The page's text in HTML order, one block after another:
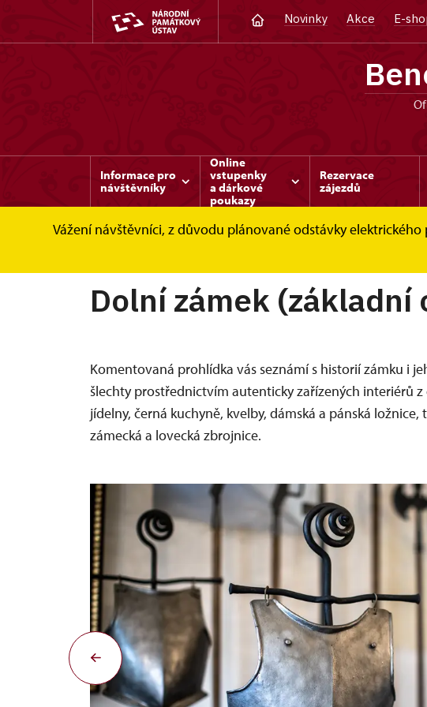
Novinky Akce E-
Informace pro
návštěvníky
Online
vstupenky
a dárkové
poukazy
Rezervace
zájezdů
Vážení návštěvníci, z důvodu plánované odstávky
Benešov nad Ploučnicí Informace pro návštěvníky
Dolní zámek (základní
Komentovaná prohlídka vás seznámí s historií zámku i
šlechty prostřednictvím autenticky zařízených interiérů
jídelny, černá kuchyně, kvelby, dámská a pánská
zámecká a lovecká zbrojnice.